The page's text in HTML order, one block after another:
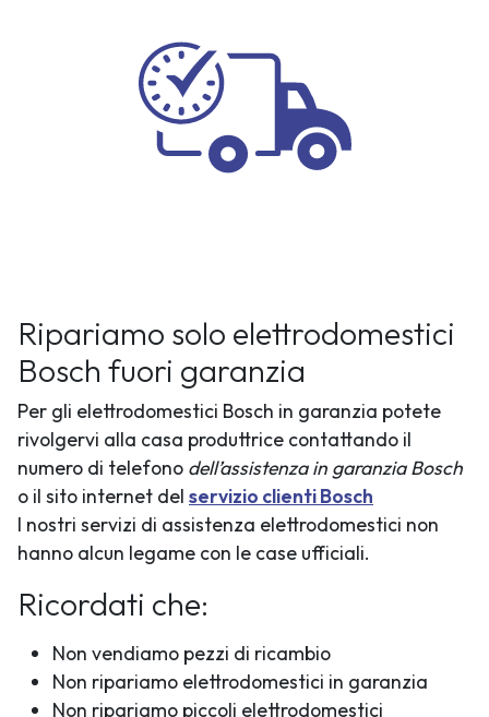
Ripariamo solo elettrodomestici
Bosch fuori garanzia
Per gli elettrodomestici Bosch in garanzia potete
rivolgervi alla casa produttrice contattando il
numero di telefono dell’assistenza in garanzia Bosch
o il sito internet del servizio clienti Bosch
I nostri servizi di assistenza elettrodomestici non
hanno alcun legame con le case ufficiali.
Ricordati che:
Non vendiamo pezzi di ricambio
Non ripariamo elettrodomestici in garanzia
Non ripariamo piccoli elettrodomestici